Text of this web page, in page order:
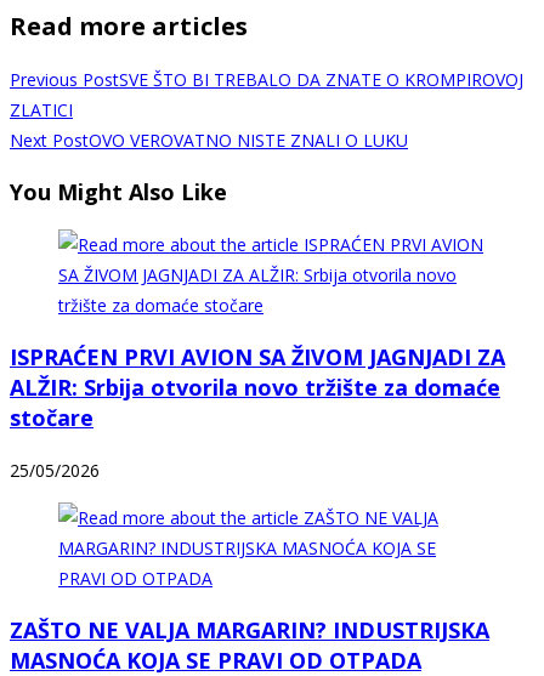
Read more articles
Previous PostSVE ŠTO BI TREBALO DA ZNATE O KROMPIROVOJ
ZLATICI
Next PostOVO VEROVATNO NISTE ZNALI O LUKU
You Might Also Like
ISPRAĆEN PRVI AVION SA ŽIVOM JAGNJADI ZA
ALŽIR: Srbija otvorila novo tržište za domaće
stočare
25/05/2026
ZAŠTO NE VALJA MARGARIN? INDUSTRIJSKA
MASNOĆA KOJA SE PRAVI OD OTPADA